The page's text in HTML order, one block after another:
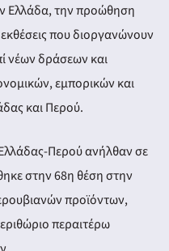
Ελλάδα, την προώθηση
που διοργανώνουν
νέων δράσεων και
εμπορικών και
και Περού.
Περού ανήλθαν σε
στην 68η θέση στην
προϊόντων,
περαιτέρω